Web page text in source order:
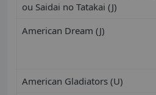
ou Saidai no Tatakai (J)
American Dream (J)
American Gladiators (U)